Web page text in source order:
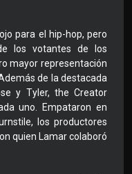
para el hip-hop, pero
los votantes de los
mayor representación
de la destacada
y Tyler, the Creator
uno. Empataron en
los productores
quien Lamar colaboró